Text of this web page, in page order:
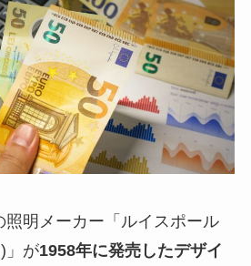
照明メーカー「ルイスポール
」が1958年に発売したデザイ